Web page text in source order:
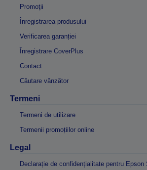
Promoţii
Înregistrarea produsului
Verificarea garanției
Înregistrare CoverPlus
Contact
Căutare vânzător
Termeni
Termeni de utilizare
Termenii promoțiilor online
Legal
Declarație de confidențialitate pentru Epson